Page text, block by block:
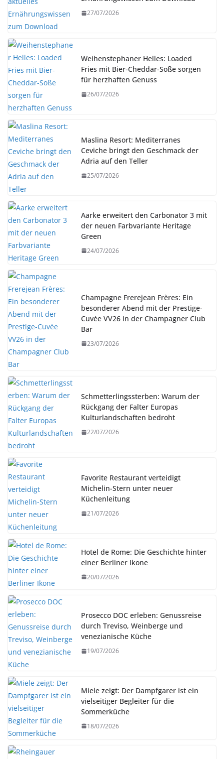
27/07/2026
Weihenstephaner Helles: Loaded
Fries mit Bier-Cheddar-Soße sorgen
für herzhaften Genuss
26/07/2026
Maslina Resort: Mediterranes
Ceviche bringt den Geschmack der
Adria auf den Teller
25/07/2026
Aarke erweitert den Carbonator 3 mit
der neuen Farbvariante Heritage
Green
24/07/2026
Champagne Frerejean Frères: Ein
besonderer Abend mit der Prestige-
Cuvée VV26 in der Champagner Club
Bar
23/07/2026
Schmetterlingssterben: Warum der
Rückgang der Falter Europas
Kulturlandschaften bedroht
22/07/2026
Favorite Restaurant verteidigt
Michelin-Stern unter neuer
Küchenleitung
21/07/2026
Hotel de Rome: Die Geschichte hinter
einer Berliner Ikone
20/07/2026
Prosecco DOC erleben: Genussreise
durch Treviso, Weinberge und
venezianische Küche
19/07/2026
Miele zeigt: Der Dampfgarer ist ein
vielseitiger Begleiter für die
Sommerküche
18/07/2026